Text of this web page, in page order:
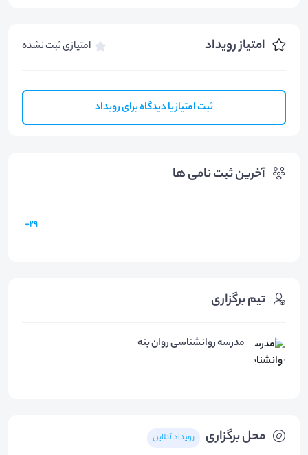
امتیاز رویداد امتیازی ثبت نشده
ثبت امتیاز یا دیدگاه برای رویداد
آخرین ثبت نامی ها
29+
محل برگزاری رویداد آنلاین
تیم برگزاری
مدرسه روانشناسی روان بنه